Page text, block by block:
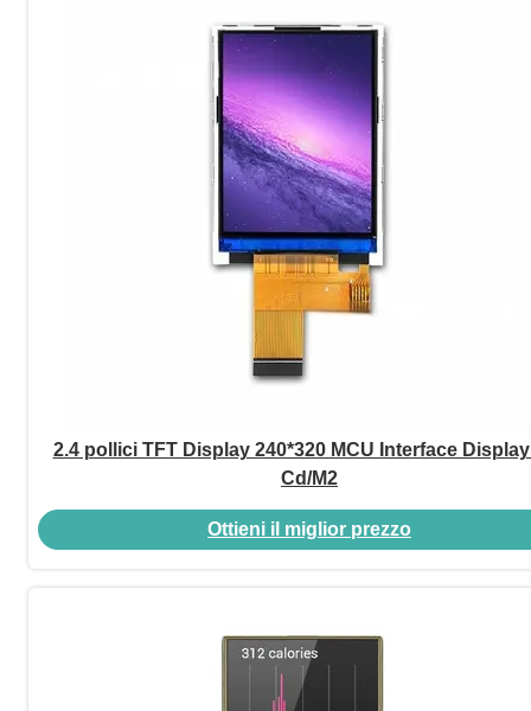
2.4 pollici TFT Display 240*320 MCU Interface
Cd/M2
Ottieni il miglior prezzo